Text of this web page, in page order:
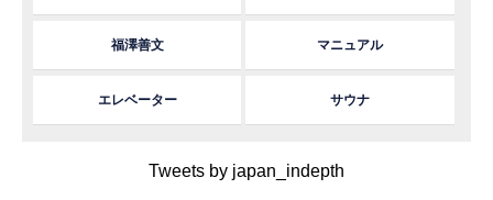
福澤善文 マニュアル
エレベーター サウナ
Tweets by japan_indepth